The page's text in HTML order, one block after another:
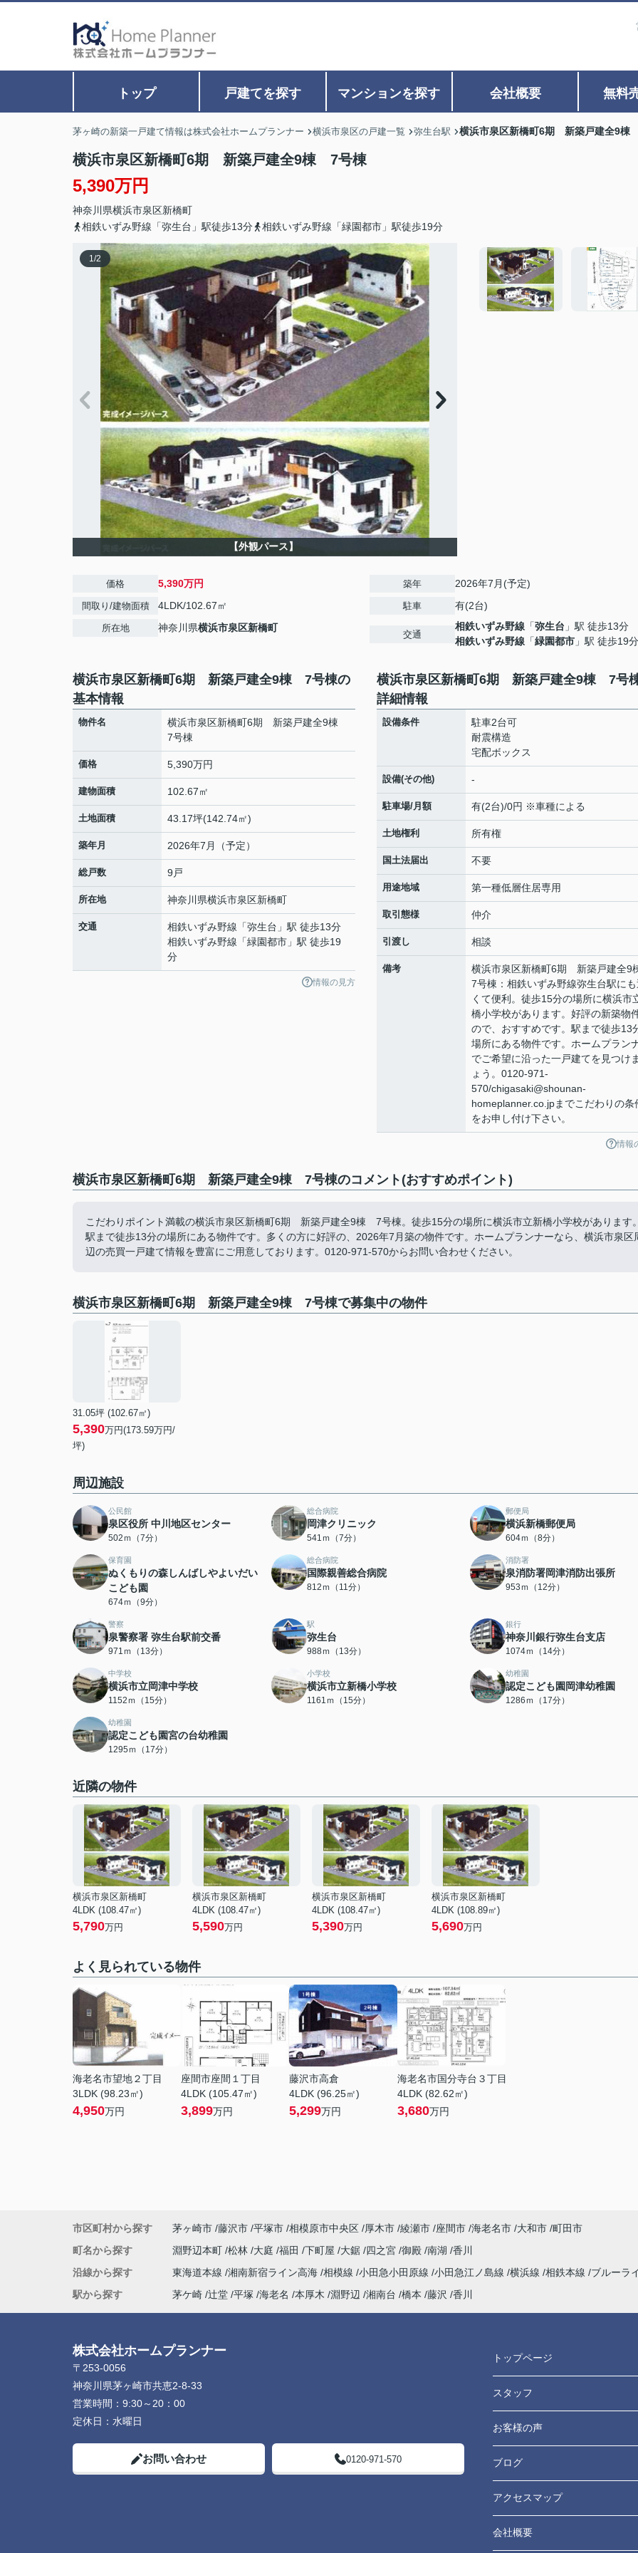
トップ 戸建てを探す マンションを探す 会社概要 無料
茅ヶ崎の新築一戸建て情報は株式会社ホームプランナー 横浜市泉区の戸建一覧 弥生台駅 横浜市泉区新橋町6期 新築戸建全9棟
横浜市泉区新橋町6期 新築戸建全9棟 7号棟
5,390万円
神奈川県横浜市泉区新橋町
相鉄いずみ野線「弥生台」駅徒歩13分
相鉄いずみ野線「緑園都市」駅徒歩19分
1/2
【外観パース】
価格 5,390万円
間取り/建物面積 4LDK/102.67㎡
所在地 神奈川県横浜市泉区新橋町
築年 2026年7月(予定)
駐車 有(2台)
交通
相鉄いずみ野線 「弥生台 」駅 徒歩13分
相鉄いずみ野線 「緑園都市 」駅 徒歩19分
横浜市泉区新橋町6期 新築戸建全9棟 7号棟の
基本情報
物件名
横浜市泉区新橋町6期 新築戸建全9棟
7号棟
価格 5,390万円
建物面積 102.67㎡
土地面積 43.17坪(142.74㎡)
築年月 2026年7月（予定）
総戸数 9戸
所在地 神奈川県横浜市泉区新橋町
交通 相鉄いずみ野線 「弥生台 」駅 徒歩13分
相鉄いずみ野線 「緑園都市 」駅 徒歩19
分
情報の見方
横浜市泉区新橋町6期 新築戸建全9棟 7号
詳細情報
設備条件
駐車2台可
耐震構造
宅配ボックス
設備(その他) -
駐車場/月額 有(2台)/0円 ※車種による
土地権利 所有権
国土法届出 不要
用途地域 第一種低層住居専用
取引態様 仲介
引渡し 相談
備考
横浜市泉区新橋町6期 新築戸建全
7号棟：相鉄いずみ野線弥生台駅に
くて便利。徒歩15分の場所に横浜市
橋小学校があります。好評の新築物
ので、おすすめです。駅まで徒歩13
場所にある物件です。ホームプラン
でご希望に沿った一戸建てを見つけ
ょう。0120-971-
570/chigasaki@shounan-
homeplanner.co.jpまでこだわりの条
をお申し付け下さい。
情報
横浜市泉区新橋町6期 新築戸建全9棟 7号棟のコメント(おすすめポイント)
こだわりポイント満載の横浜市泉区新橋町6期 新築戸建全9棟 7号棟。徒歩15分の場所に横浜市立新橋小学校があります
駅まで徒歩13分の場所にある物件です。多くの方に好評の、2026年7月築の物件です。ホームプランナーなら、横浜市泉区
辺の売買一戸建て情報を豊富にご用意しております。0120-971-570からお問い合わせください。
横浜市泉区新橋町6期 新築戸建全9棟 7号棟で募集中の物件
31.05坪 (102.67㎡)
5,390万円(173.59万円/
坪)
周辺施設
公民館
泉区役所 中川地区センター
502ｍ（7分）
総合病院
岡津クリニック
541ｍ（7分）
郵便局
横浜新橋郵便局
604ｍ（8分）
保育園
ぬくもりの森しんばしやよいだい
こども園
674ｍ（9分）
総合病院
国際親善総合病院
812ｍ（11分）
消防署
泉消防署岡津消防出張所
953ｍ（12分）
警察
泉警察署 弥生台駅前交番
971ｍ（13分）
駅
弥生台
988ｍ（13分）
銀行
神奈川銀行弥生台支店
1074ｍ（14分）
中学校
横浜市立岡津中学校
1152ｍ（15分）
小学校
横浜市立新橋小学校
1161ｍ（15分）
幼稚園
認定こども園岡津幼稚園
1286ｍ（17分）
幼稚園
認定こども園宮の台幼稚園
1295ｍ（17分）
近隣の物件
横浜市泉区新橋町
4LDK (108.47㎡)
5,790万円
横浜市泉区新橋町
4LDK (108.47㎡)
5,590万円
横浜市泉区新橋町
4LDK (108.47㎡)
5,390万円
横浜市泉区新橋町
4LDK (108.89㎡)
5,690万円
よく見られている物件
海老名市望地２丁目
3LDK (98.23㎡)
4,950万円
座間市座間１丁目
4LDK (105.47㎡)
3,899万円
藤沢市高倉
4LDK (96.25㎡)
5,299万円
海老名市国分寺台３丁目
4LDK (82.62㎡)
3,680万円
市区町村から探す 茅ヶ崎市 藤沢市 平塚市 相模原市中央区 厚木市 綾瀬市 座間市 海老名市 大和市 町田市
町名から探す
淵野辺本町 松林 大庭 福田 下町屋 大鋸 四之宮 御殿 南湖 香川
沿線から探す
東海道本線 湘南新宿ライン高海 相模線 小田急小田原線 小田急江ノ島線 横浜線 相鉄本線
ブルーラ
駅から探す
茅ケ崎 辻堂 平塚 海老名 本厚木 淵野辺 湘南台 橋本 藤沢 香川
株式会社ホームプランナー
〒253-0056
神奈川県茅ヶ崎市共恵2-8-33
営業時間： 9:30～20：00
定休日： 水曜日
お問い合わせ 0120-971-570
トップページ
スタッフ
お客様の声
ブログ
アクセスマップ
会社概要